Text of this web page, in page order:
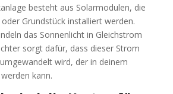
besteht aus Solarmodulen, die
Grundstück installiert werden.
das Sonnenlicht in Gleichstrom
sorgt dafür, dass dieser Strom
wird, der in deinem
kann.